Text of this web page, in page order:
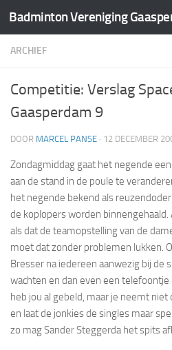
Doorgaan naar inhoud
Badminton Vereniging
ARCHIEF
Competitie: Verslag
Gaasperdam 9
DOOR MARCEL PANSE · 12 DECEMBER
Zondagmiddag gaat het negende
aan de stand in de poule te
het negende bekend als
de koplopers worden
als dat de teamopstelling van de
moet dat zonder problemen lukken.
Bresser na iedereen aanwezig bij de
wachten en dan even een telefoontje
heb jou al gebeld, maar je neemt
en laat de jonkies de singles maar
zo mag Sander Steggerda het spits